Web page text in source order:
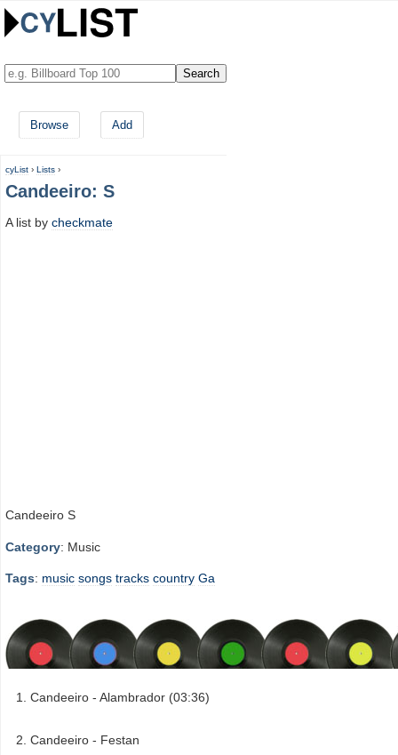
Browse Add
cyList › Lists ›
Candeeiro: S
A list by checkmate
Candeeiro S
Category: Music
Tags: music songs tracks country Ga
Candeeiro - Alambrador (03:36)
Candeeiro - Festan